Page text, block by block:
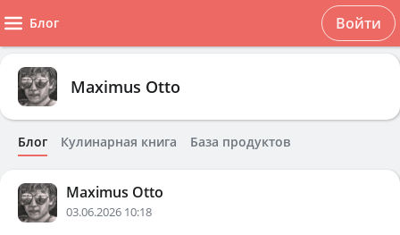
Блог Войти
Maximus Otto
Блог Кулинарная книга База продуктов
Maximus Otto
03.06.2026 10:18